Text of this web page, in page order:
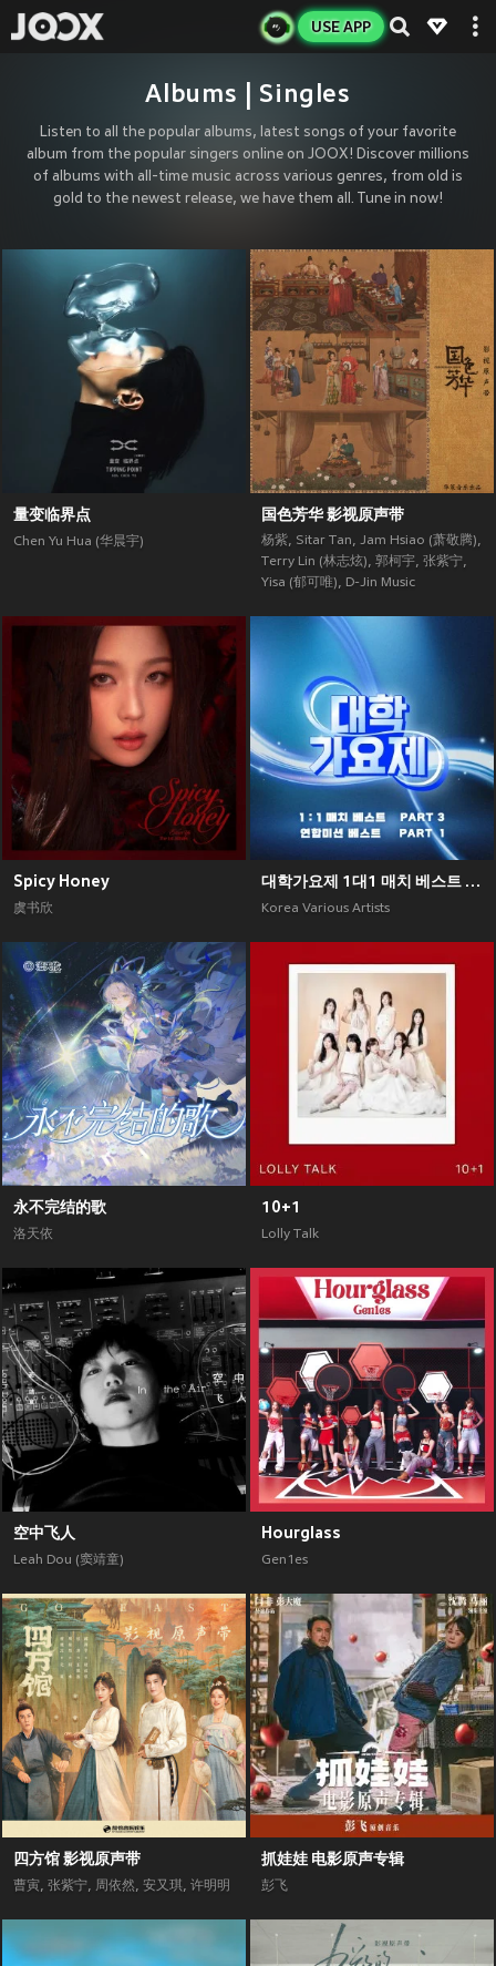
USE APP
Albums | Singles
Listen to all the popular albums, latest songs of your favorite
album from the popular singers online on JOOX! Discover millions
of albums with all-time music across various genres, from old is
gold to the newest release, we have them all. Tune in now!
量变临界点
Chen Yu Hua (华晨宇)
国色芳华 影视原声带
杨紫, Sitar Tan, Jam Hsiao (萧敬腾),
Terry Lin (林志炫), 郭柯宇, 张紫宁,
Yisa (郁可唯), D-Jin Music
Spicy Honey
虞书欣
대학가요제 1대1 매치 베스트 PART3, 연합미션 베스트 PART1
Korea Various Artists
永不完结的歌
洛天依
10+1
Lolly Talk
空中飞人
Leah Dou (窦靖童)
Hourglass
Gen1es
四方馆 影视原声带
曹寅, 张紫宁, 周依然, 安又琪, 许明明
抓娃娃 电影原声专辑
彭飞